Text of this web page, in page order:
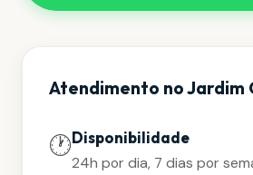
Atendimento no Jardim
🕐Disponibilidade
24h por dia, 7 dias por